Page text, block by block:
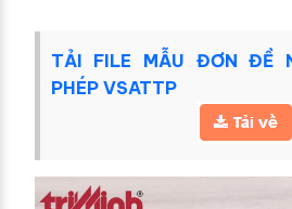
TẢI FILE MẪU ĐƠN ĐỀ
PHÉP VSATTP